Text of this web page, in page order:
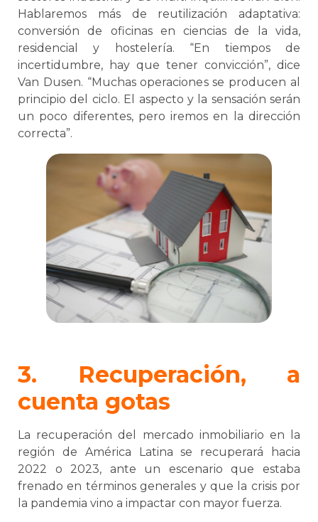
Hablaremos más de reutilización adaptativa:
conversión de oficinas en ciencias de la vida,
residencial y hostelería. “En tiempos de
incertidumbre, hay que tener convicción”, dice
Van Dusen. “Muchas operaciones se producen al
principio del ciclo. El aspecto y la sensación serán
un poco diferentes, pero iremos en la dirección
correcta”.
3. Recuperación, a
cuenta gotas
La recuperación del mercado inmobiliario en la
región de América Latina se recuperará hacia
2022 o 2023, ante un escenario que estaba
frenado en términos generales y que la crisis por
la pandemia vino a impactar con mayor fuerza.